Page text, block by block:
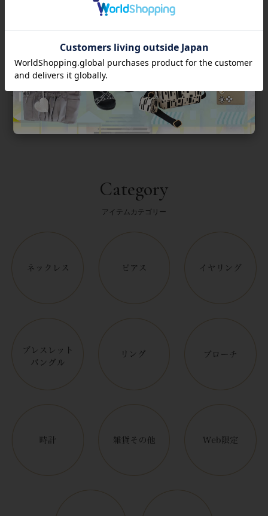
返品について
Category
アイテムカテゴリー